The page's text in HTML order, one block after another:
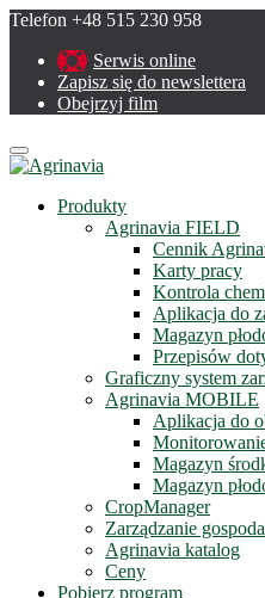
Telefon +48 515 230 958
Serwis online
Zapisz się do newslettera
Obejrzyj film
Menu
Produkty
Agrinavia FIELD
Cennik
Karty pracy
Kontrola
Aplikacja do
Magazyn
Przepisów
Graficzny system
Agrinavia MOBILE
Aplikacja do
Magazyn
Magazyn
CropManager
Zarządzanie
Agrinavia katalog
Ceny
Pobierz program